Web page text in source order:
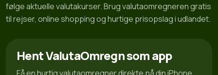
følge aktuelle valutakurser. Brug valutaomregneren gratis
til rejser, online shopping og hurtige prisopslag i udlandet.
Hent ValutaOmregn som app